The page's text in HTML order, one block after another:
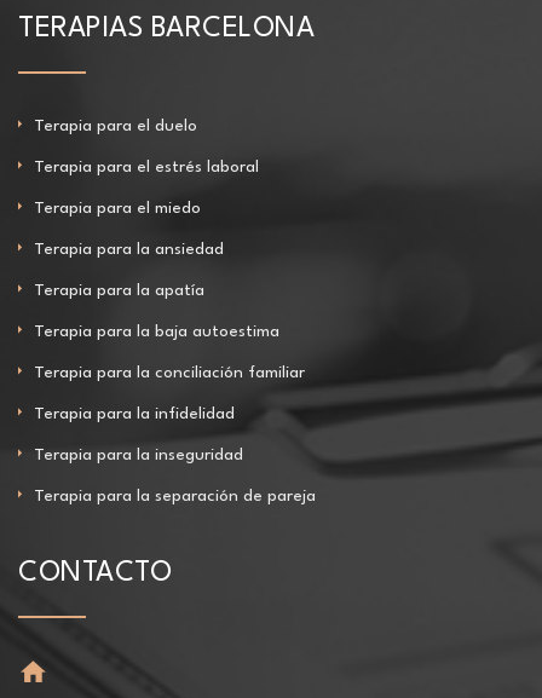
TERAPIAS BARCELONA
Terapia para el duelo
Terapia para el estrés laboral
Terapia para el miedo
Terapia para la ansiedad
Terapia para la apatía
Terapia para la baja autoestima
Terapia para la conciliación familiar
Terapia para la infidelidad
Terapia para la inseguridad
Terapia para la separación de pareja
CONTACTO